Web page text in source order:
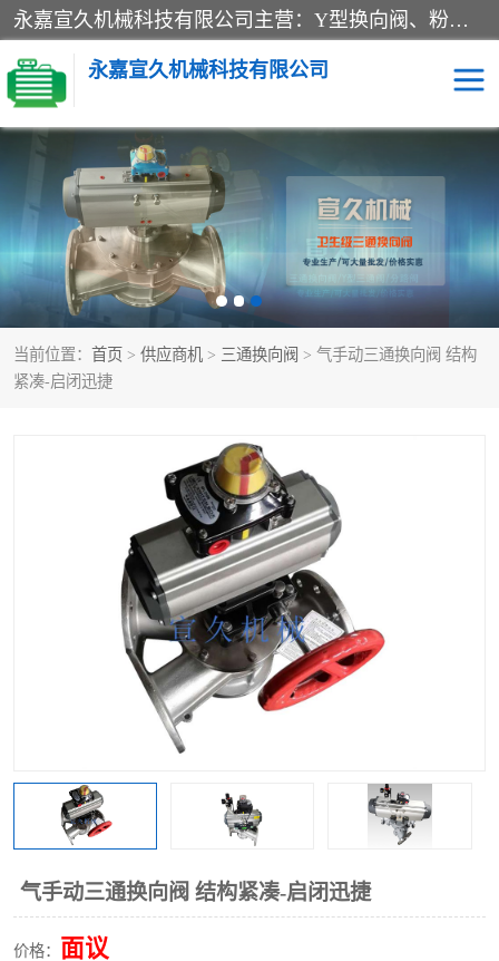
永嘉宣久机械科技有限公司主营：Y型换向阀、粉体换向阀、板式换向阀、三通换向阀、三通换向器、三通分路阀、管路换向阀等产品及服务。
永嘉宣久机械科技有限公司
当前位置： 首页 > 供应商机 > 三通换向阀 > 气手动三通换向阀 结构
紧凑-启闭迅捷
气手动三通换向阀 结构紧凑-启闭迅捷
价格： 面议
换向阀 Y型换向阀
板式换向阀 粉料换向阀
粉体换向阀 管道换向阀
管路换向阀 三通换向阀
粉体三通阀
不锈钢三通阀
翻板转向阀
粉体转向阀 Y型球阀
气动球阀
粉体分路阀
管道换向器